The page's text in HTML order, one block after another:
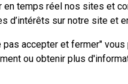
temps réel nos sites et
d’intérêts sur notre site et
accepter et fermer"
ou obtenir plus
de votre campagne, la
la plateforme laposte.net.